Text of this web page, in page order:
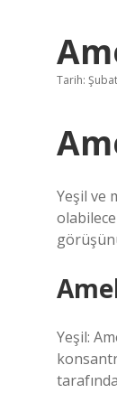
Tarih:
Yeşil ve
Yeşil: